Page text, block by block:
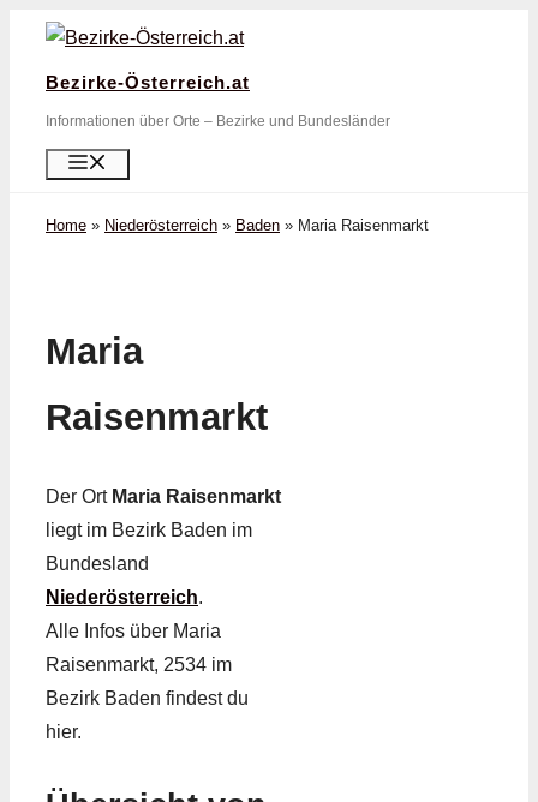
Zum
springen
Bezirke-Österreich.at
Informationen über Orte – Bezirke und Bundesländer
Home » Niederösterreich » Baden » Maria Raisenmarkt
Maria
Raisenmarkt
Der Ort Maria Raisenmarkt
liegt im Bezirk Baden im
Bundesland
Niederösterreich.
Alle Infos über Maria
Raisenmarkt, 2534 im
Bezirk Baden findest du
hier.